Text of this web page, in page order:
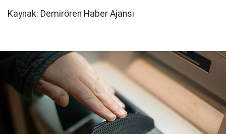
Kaynak: Demirören Haber Ajansı